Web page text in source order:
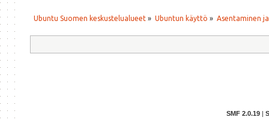
Ubuntu Suomen keskustelualueet » Ubuntun käyttö » Asentaminen
SMF 2.0.19 |